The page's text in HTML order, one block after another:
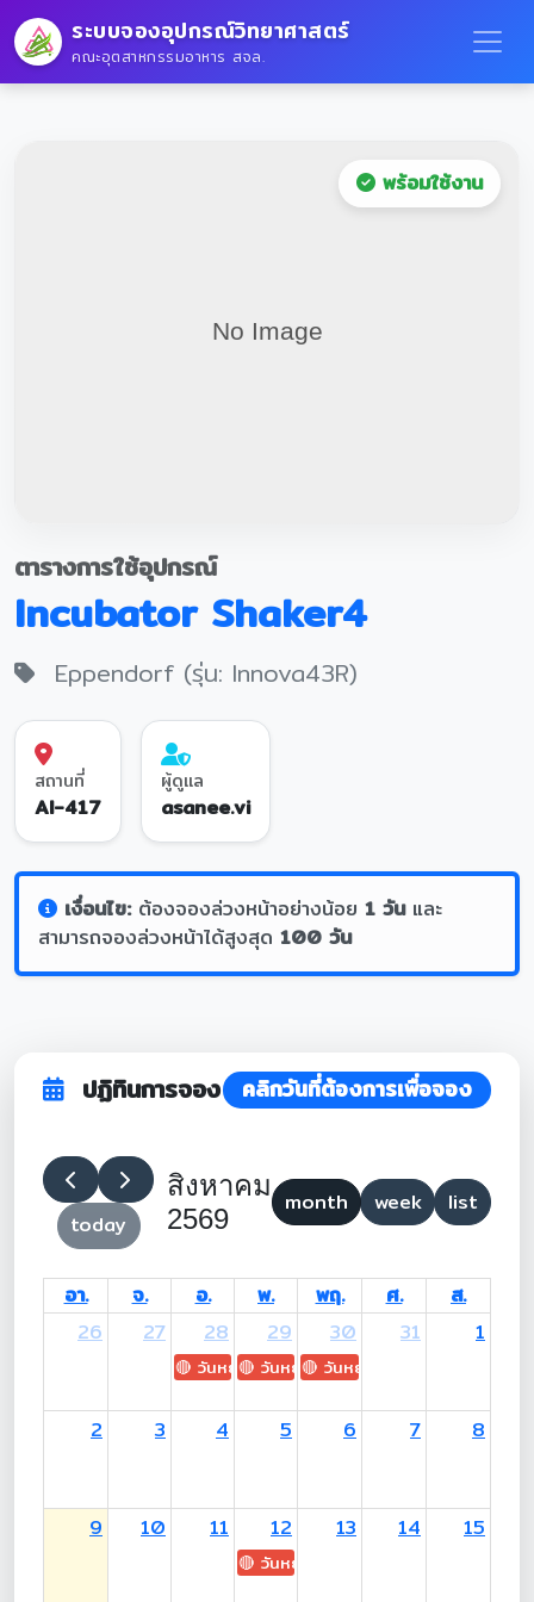
ระบบจองอุปกรณ์วิทยาศาสตร์
คณะอุตสาหกรรมอาหาร สจล.
พร้อมใช้งาน
ตารางการใช้อุปกรณ์
Incubator Shaker4
Eppendorf (รุ่น: Innova43R)
สถานที่
AI-417
ผู้ดูแล
asanee.vi
เงื่อนไข:ต้องจองล่วงหน้าอย่างน้อย 1 วันและ
สามารถจองล่วงหน้าได้สูงสุด 100 วัน
ปฏิทินการจอง คลิกวันที่ต้องการเพื่อจอง
today
สิงหาคม
2569
month week list
อา. จ. อ. พ. พฤ. ศ.
ส.
26
27 28
🔴 วันหยุด: H.M. King Maha Vajiralongkorn's
29
🔴 วันหยุด: Asanha Bucha Day
30
🔴 วันหยุด: Buddhist Lent
31 1
2 3 4 5 6 7 8
9 10 11 12
🔴 วันหยุด: H.M. Queen Sirikit The
13 14 15